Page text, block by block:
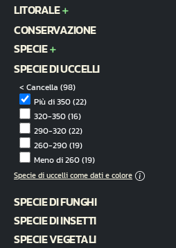
LITORALE
CONSERVAZIONE
SPECIE
SPECIE DI UCCELLI
< Cancella (98)
Più di 350(22)
320-350(16)
290-320(22)
260-290(19)
Meno di 260(19)
Specie di uccelli come dati e colore
SPECIE DI FUNGHI
SPECIE DI INSETTI
SPECIE VEGETALI